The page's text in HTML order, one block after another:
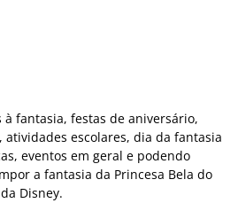
à fantasia, festas de aniversário,
escolares, dia da fantasia
eventos em geral e podendo
a fantasia da Princesa Bela do
Disney.